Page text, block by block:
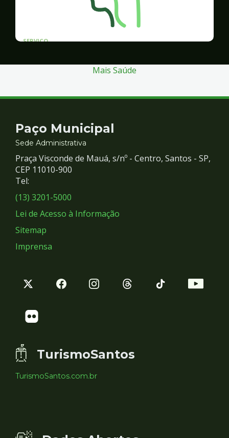
SERVICO
Mais Saúde
Contato
e
Redes
Sociais
Paço Municipal
Sede Administrativa
Praça Visconde de Mauá, s/nº - Centro, Santos - SP,
CEP 11010-900
Tel:
(13) 3201-5000
Lei de Acesso à Informação
Sitemap
Imprensa
TurismoSantos
TurismoSantos.com.br